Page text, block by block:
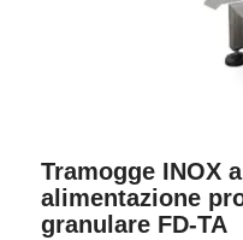
Tramogge INOX
alimentazione
granulare FD-TA